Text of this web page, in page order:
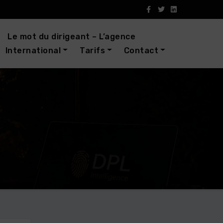
Le mot du dirigeant – L’agence
International
Tarifs Contact